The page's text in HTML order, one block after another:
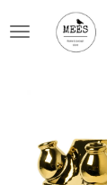
direct